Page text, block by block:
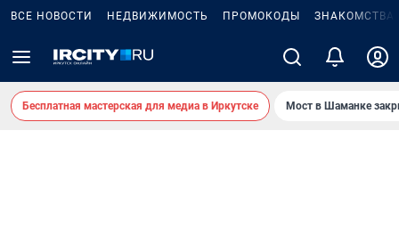
ВСЕ НОВОСТИ НЕДВИЖИМОСТЬ ПРОМОКОДЫ ЗНАКОМСТВА
Бесплатная мастерская для медиа в Иркутске Мост в Шаманке